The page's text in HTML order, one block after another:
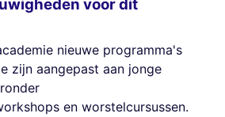
voor dit
nieuwe programma's
zijn aangepast aan jonge
en worstelcursussen.